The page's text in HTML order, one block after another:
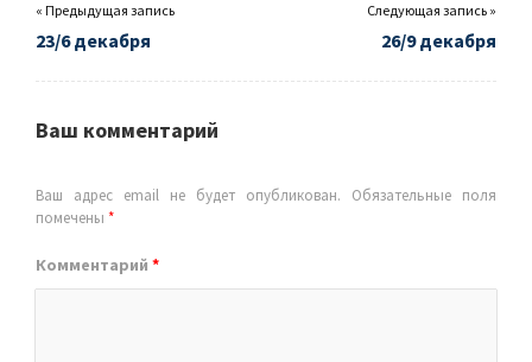
« Предыдущая запись
23/6 декабря
Следующая запись »
26/9 декабря
Ваш комментарий
Ваш адрес email не будет опубликован.
Обязательные поля
помечены *
Комментарий *